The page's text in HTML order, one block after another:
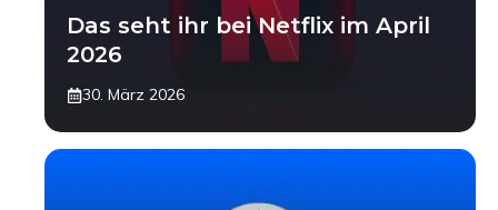
Das seht ihr bei Netflix im April
2026
30. März 2026